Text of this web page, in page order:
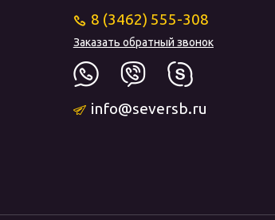
8 (3462) 555-308
Заказать обратный звонок
info@seversb.ru